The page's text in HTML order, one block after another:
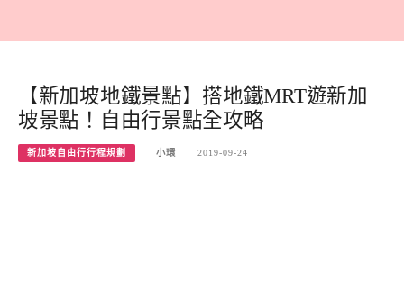
【新加坡地鐵景點】搭地鐵MRT遊新加
坡景點！自由行景點全攻略
新加坡自由行行程規劃 小環 2019-09-24